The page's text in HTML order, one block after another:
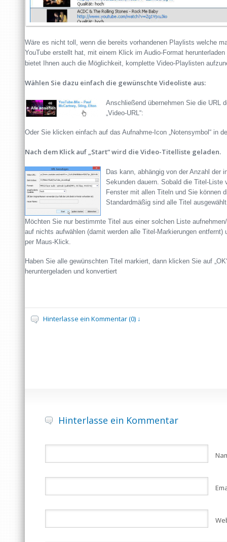
Wäre es nicht toll, wenn die bereits vorhandenen Playlists welche
YouTube erstellt hat, mit einem Klick im Audio-Format
bietet Ihnen auch die Möglichkeit, komplette Video-Playlisten
Wählen Sie dazu einfach die gewünschte Videoliste aus:
Anschließend übernehmen Sie die URL
„Video-URL“:
Oder Sie klicken einfach auf das Aufnahme-Icon „Notensymbol“ in
Nach dem Klick auf „Start“ wird die Video-Titelliste geladen.
Das kann, abhängig von der Anzahl der
Sekunden dauern. Sobald die Titel-
Fenster mit allen Titeln und Sie können
Standardmäßig sind alle Titel
Möchten Sie nur bestimmte Titel aus einer solchen Liste
auf nichts aufwählen (damit werden alle Titel-Markierungen
per Maus-Klick.
Haben Sie alle gewünschten Titel markiert, dann klicken Sie auf
heruntergeladen und konvertiert
Hinterlasse ein Kommentar (0) ↓
Hinterlasse ein Kommentar